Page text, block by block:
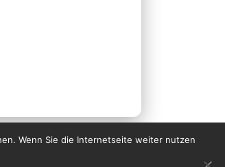
Wenn Sie die Internetseite weiter nutzen